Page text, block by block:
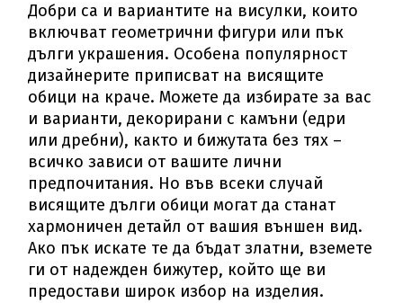
Добри са и вариантите на висулки, които
включват геометрични фигури или пък
дълги украшения. Особена популярност
дизайнерите приписват на висящите
обици на краче. Можете да избирате за вас
и варианти, декорирани с камъни (едри
или дребни), както и бижутата без тях –
всичко зависи от вашите лични
предпочитания. Но във всеки случай
висящите дълги обици могат да станат
хармоничен детайл от вашия външен вид.
Ако пък искате те да бъдат златни, вземете
ги от надежден бижутер, който ще ви
предостави широк избор на изделия.